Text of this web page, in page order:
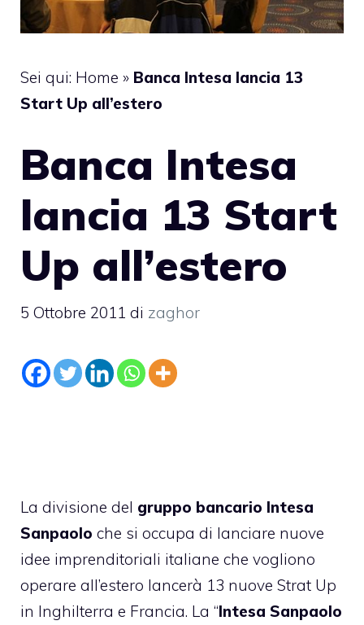
Sei qui: Home » Banca Intesa lancia 13
Start Up all’estero
Banca Intesa
lancia 13 Start
Up all’estero
5 Ottobre 2011 di zaghor
La divisione del gruppo bancario Intesa
Sanpaolo che si occupa di lanciare nuove
idee imprenditoriali italiane che vogliono
operare all’estero lancerà 13 nuove Strat Up
in Inghilterra e Francia. La “Intesa Sanpaolo